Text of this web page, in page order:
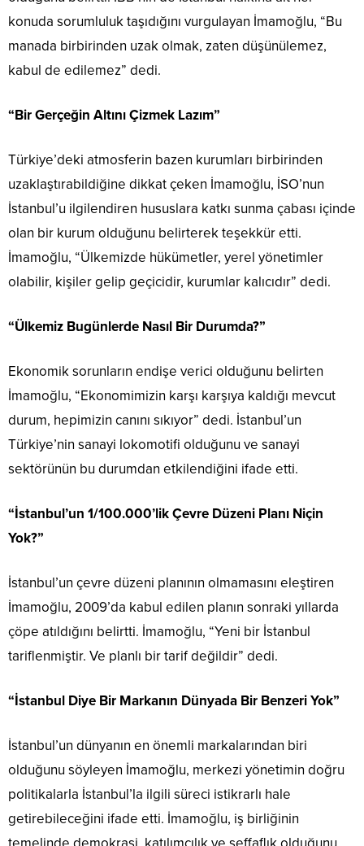
konuda sorumluluk taşıdığını vurgulayan İmamoğlu, “Bu
manada birbirinden uzak olmak, zaten düşünülemez,
kabul de edilemez” dedi.
“Bir Gerçeğin Altını Çizmek Lazım”
Türkiye’deki atmosferin bazen kurumları birbirinden
uzaklaştırabildiğine dikkat çeken İmamoğlu, İSO’nun
İstanbul’u ilgilendiren hususlara katkı sunma çabası içinde
olan bir kurum olduğunu belirterek teşekkür etti.
İmamoğlu, “Ülkemizde hükümetler, yerel yönetimler
olabilir, kişiler gelip geçicidir, kurumlar kalıcıdır” dedi.
“Ülkemiz Bugünlerde Nasıl Bir Durumda?”
Ekonomik sorunların endişe verici olduğunu belirten
İmamoğlu, “Ekonomimizin karşı karşıya kaldığı mevcut
durum, hepimizin canını sıkıyor” dedi. İstanbul’un
Türkiye’nin sanayi lokomotifi olduğunu ve sanayi
sektörünün bu durumdan etkilendiğini ifade etti.
“İstanbul’un 1/100.000’lik Çevre Düzeni Planı Niçin
Yok?”
İstanbul’un çevre düzeni planının olmamasını eleştiren
İmamoğlu, 2009’da kabul edilen planın sonraki yıllarda
çöpe atıldığını belirtti. İmamoğlu, “Yeni bir İstanbul
tariflenmiştir. Ve planlı bir tarif değildir” dedi.
“İstanbul Diye Bir Markanın Dünyada Bir Benzeri Yok”
İstanbul’un dünyanın en önemli markalarından biri
olduğunu söyleyen İmamoğlu, merkezi yönetimin doğru
politikalarla İstanbul’la ilgili süreci istikrarlı hale
getirebileceğini ifade etti. İmamoğlu, iş birliğinin